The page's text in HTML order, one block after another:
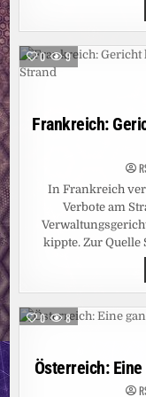
0 9
Frankreich:
In Frankreich
Verbote am
kippte. Zur Quelle
0 8
Österreich: